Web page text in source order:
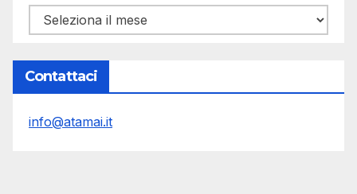
Archivi
Contattaci
info@atamai.it